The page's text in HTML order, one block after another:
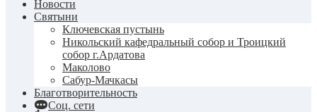
Новости
Святыни
Ключевская пустынь
Никольский кафедральный собор и Троицкий
собор г.Ардатова
Маколово
Сабур-Мачкасы
Благотворительность
Соц. сети